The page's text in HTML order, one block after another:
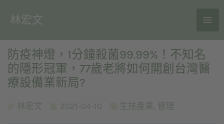
林宏文
防疫神燈，1分鐘殺菌99.99%！不知名
的隱形冠軍，77歲老將如何開創台灣醫
療設備業新局?
林宏文 2021-04-10 生技產業, 管理